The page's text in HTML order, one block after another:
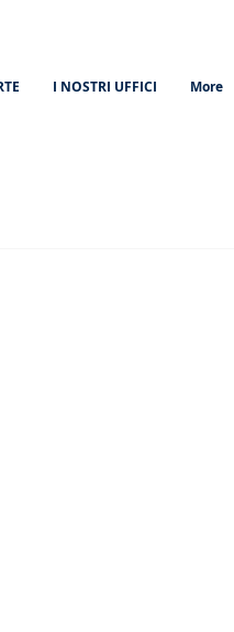
I NOSTRI UFFICI More